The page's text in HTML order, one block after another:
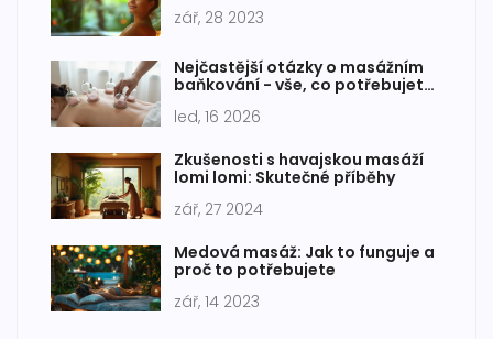
zář, 28 2023
Nejčastější otázky o masážním
baňkování - vše, co potřebujete
led, 16 2026
Zkušenosti s havajskou masáží
lomi lomi: Skutečné příběhy
zář, 27 2024
Medová masáž: Jak to funguje a
proč to potřebujete
zář, 14 2023